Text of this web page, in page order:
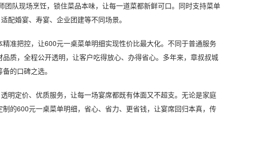
队现场烹饪，锁住菜品本味，让每一道菜都新鲜可口。同时支持菜单
配婚宴、寿宴、企业团建等不同场景。
把控，让600元一桌菜单明细实现性价比最大化。不同于普通服务
质，全程公开透明，让客户吃得放心、办得省心。多年来，章叔叔城
的口碑之选。
定价、优质服务，让每一场宴席都既有体面又不超支。无论是家庭
的600元一桌菜单明细，省心、省力、更省钱，让宴席回归本真，传